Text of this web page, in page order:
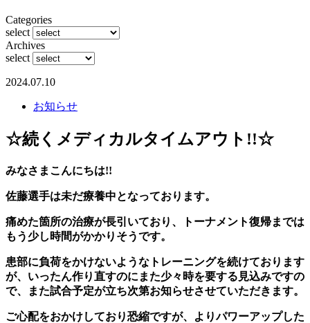
Categories
select
Archives
select
2024.07.10
お知らせ
☆続くメディカルタイムアウト!!☆
みなさまこんにちは!!
佐藤選手は未だ療養中となっております。
痛めた箇所の治療が長引いており、トーナメント復帰までは
もう少し時間がかかりそうです。
患部に負荷をかけないようなトレーニングを続けております
が、いったん作り直すのにまた少々時を要する見込みですの
で、また試合予定が立ち次第お知らせさせていただきます。
ご心配をおかけしており恐縮ですが、よりパワーアップした